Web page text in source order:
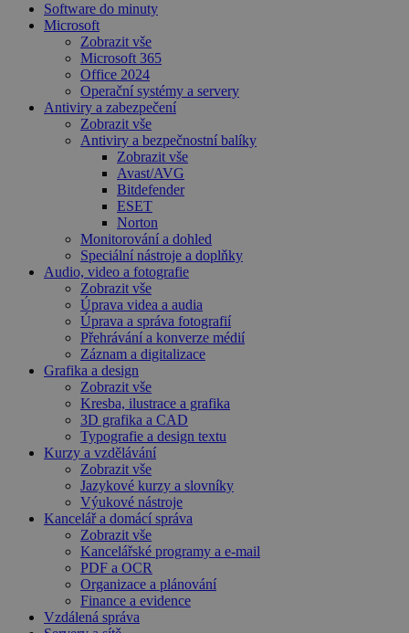
Software do minuty
Microsoft
Zobrazit vše
Microsoft 365
Office 2024
Operační systémy a servery
Antiviry a zabezpečení
Zobrazit vše
Antiviry a bezpečnostní balíky
Zobrazit vše
Avast/AVG
Bitdefender
ESET
Norton
Monitorování a dohled
Speciální nástroje a doplňky
Audio, video a fotografie
Zobrazit vše
Úprava videa a audia
Úprava a správa fotografií
Přehrávání a konverze médií
Záznam a digitalizace
Grafika a design
Zobrazit vše
Kresba, ilustrace a grafika
3D grafika a CAD
Typografie a design textu
Kurzy a vzdělávání
Zobrazit vše
Jazykové kurzy a slovníky
Výukové nástroje
Kancelář a domácí správa
Zobrazit vše
Kancelářské programy a e-mail
PDF a OCR
Organizace a plánování
Finance a evidence
Vzdálená správa